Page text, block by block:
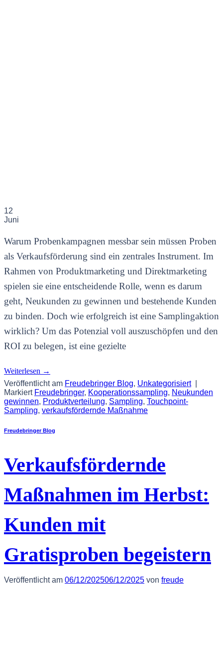
12
Juni
Warum Probenkampagnen messbar sein müssen Proben
als Verkaufsförderung sind ein zentrales Instrument. Im
Rahmen von Produktmarketing und Direktmarketing
spielen sie eine entscheidende Rolle, wenn es darum
geht, Neukunden zu gewinnen und bestehende Kunden
zu binden. Doch wie erfolgreich ist eine Samplingaktion
wirklich? Um das Potenzial voll auszuschöpfen und den
ROI zu belegen, ist eine gezielte
Weiterlesen →
Veröffentlicht am Freudebringer Blog, Unkategorisiert
Markiert Freudebringer, Kooperationssampling, Neukunden
gewinnen, Produktverteilung, Sampling, Touchpoint-
Sampling, verkaufsfördernde Maßnahme
Freudebringer Blog
Verkaufsfördernde
Maßnahmen im Herbst:
Kunden mit
Gratisproben begeistern
Veröffentlicht am 06/12/202506/12/2025 von freude